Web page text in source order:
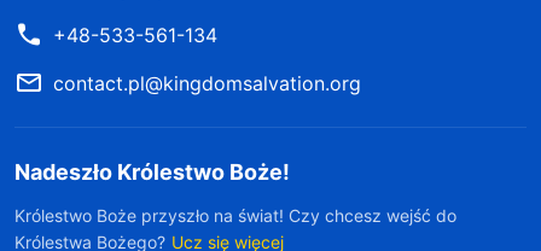
+48-533-561-134
contact.pl@kingdomsalvation.org
Nadeszło Królestwo Boże!
Królestwo Boże przyszło na świat! Czy chcesz wejść do
Królestwa Bożego? Ucz się więcej